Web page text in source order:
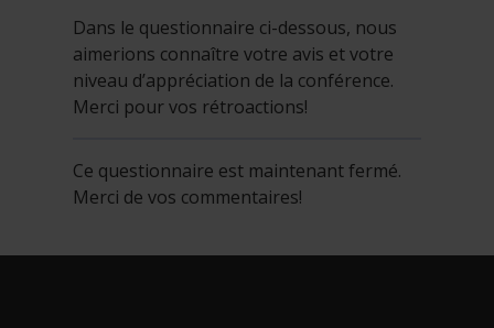
Dans le questionnaire ci-dessous, nous
aimerions connaître votre avis et votre
niveau d’appréciation de la conférence.
Merci pour vos rétroactions!
Ce questionnaire est maintenant fermé.
Merci de vos commentaires!